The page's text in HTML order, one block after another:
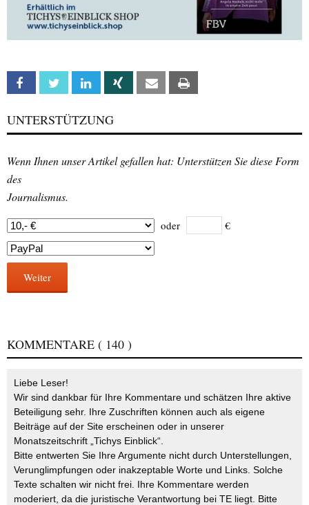
Facebook Twitter Linkedin Xing Email
UNTERSTÜTZUNG
Wenn Ihnen unser Artikel gefallen hat: Unterstützen Sie diese Form
des
Journalismus.
oder €
Weiter
KOMMENTARE ( 140 )
Liebe Leser!
Wir sind dankbar für Ihre Kommentare und schätzen Ihre aktive
Beteiligung sehr. Ihre Zuschriften können auch als eigene
Beiträge auf der Site erscheinen oder in unserer
Monatszeitschrift „Tichys Einblick“.
Bitte entwerten Sie Ihre Argumente nicht durch Unterstellungen,
Verunglimpfungen oder inakzeptable Worte und Links. Solche
Texte schalten wir nicht frei. Ihre Kommentare werden
moderiert, da die juristische Verantwortung bei TE liegt. Bitte